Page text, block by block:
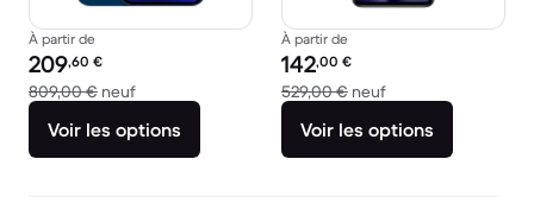
À partir de
Prix reconditionné :
209,60 €
809,00 € neufcontre 809,00 € neuf
Voir les options
À partir de
Prix reconditionné :
142,00 €
529,00 € neufcontre 529,00 €
Voir les options